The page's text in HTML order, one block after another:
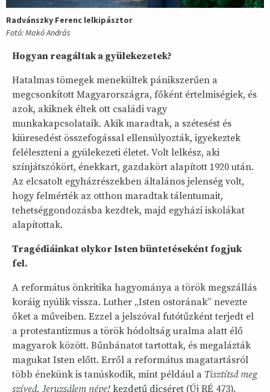
Radvánszky Ferenc lelkipásztor
Fotó: Makó András
Hogyan reagáltak a gyülekezetek?
Hatalmas tömegek menekültek pánikszerűen a
megcsonkított Magyarországra, főként értelmiségiek, és
azok, akiknek éltek ott családi vagy
munkakapcsolataik. Akik maradtak, a szétesést és
kiüresedést összefogással ellensúlyozták, igyekeztek
feléleszteni a gyülekezeti életet. Volt lelkész, aki
színjátszókört, énekkart, gazdakört alapított 1920 után.
Az elcsatolt egyházrészekben általános jelenség volt,
hogy felmérték az otthon maradtak tálentumait,
tehetséggondozásba kezdtek, majd egyházi iskolákat
alapítottak.
Tragédiáinkat olykor Isten büntetéseként fogjuk
fel.
A református önkritika hagyománya a török megszállás
koráig nyúlik vissza. Luther „Isten ostorának” nevezte
őket a műveiben. Ezzel a jelszóval futótűzként terjedt el
a protestantizmus a török hódoltság uralma alatt élő
magyarok között. Bűnbánatot tartottak, és megalázták
magukat Isten előtt. Erről a református magatartásról
több énekünk is tanúskodik, mint például a Tisztítsd meg
szíved, Jeruzsálem népe! kezdetű dicséret (Új RÉ 473).